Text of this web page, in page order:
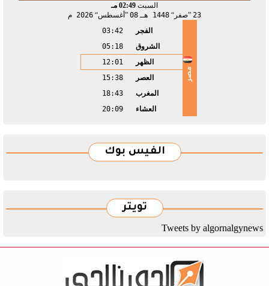
السبت 02:49 مـ
23
صفر 1448 هـ 08 أغسطس 2026 م
مصر
الفجر
03:42
الشروق
05:18
الظهر
12:01
العصر
15:38
المغرب
18:43
العشاء
20:09
الفيس بوك
تويتر
Tweets by algornalgynews